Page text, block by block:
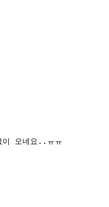
이 오네요..ㅠㅠ